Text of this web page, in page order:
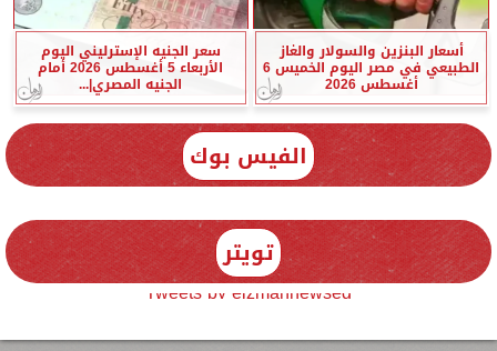
أسعار البنزين والسولار والغاز
الطبيعي في مصر اليوم الخميس 6
أغسطس 2026
سعر الجنيه الإسترليني اليوم
الأربعاء 5 أغسطس 2026 أمام
الجنيه المصري|...
الفيس بوك
تويتر
Tweets by elzmannewseg